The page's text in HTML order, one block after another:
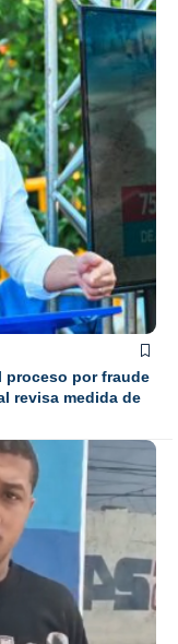
proceso por fraude
revisa medida de